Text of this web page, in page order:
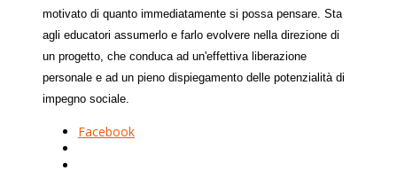
motivato di quanto immediatamente si possa pensare. Sta
agli educatori assumerlo e farlo evolvere nella direzione di
un progetto, che conduca ad un'effettiva liberazione
personale e ad un pieno dispiegamento delle potenzialità di
impegno sociale.
Facebook